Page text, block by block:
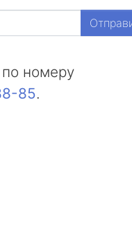
номеру
85.